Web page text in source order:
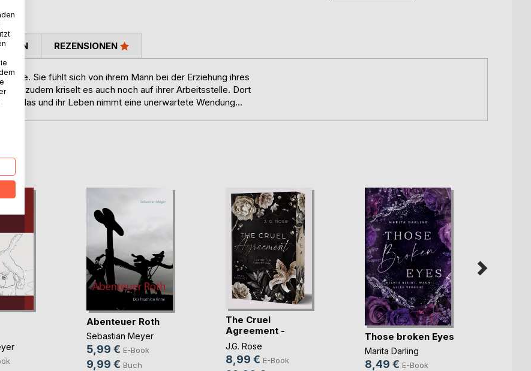
Sie fühlt sich von ihrem Mann bei der Erziehung ihres
zudem kriselt es auch noch auf ihrer Arbeitsstelle. Dort
Niklas und ihr Leben nimmt eine unerwartete Wendung...
REZENSIONEN
Abenteuer Roth
Sebastian Meyer
5,99 € E-Book
9,99 € Buch
The Cruel
Agreement -
Gestohlen vo(...)
J.G. Rose
8,99 € E-Book
Those broken Eyes
Marita Darling
8,49 € E-Book